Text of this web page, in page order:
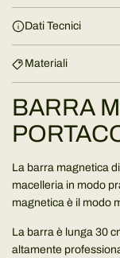
l
e
Dati Tecnici
Materiali
BARRA
La barra magnetica
macelleria in modo
magnetica è il modo
La barra è lunga 30
altamente